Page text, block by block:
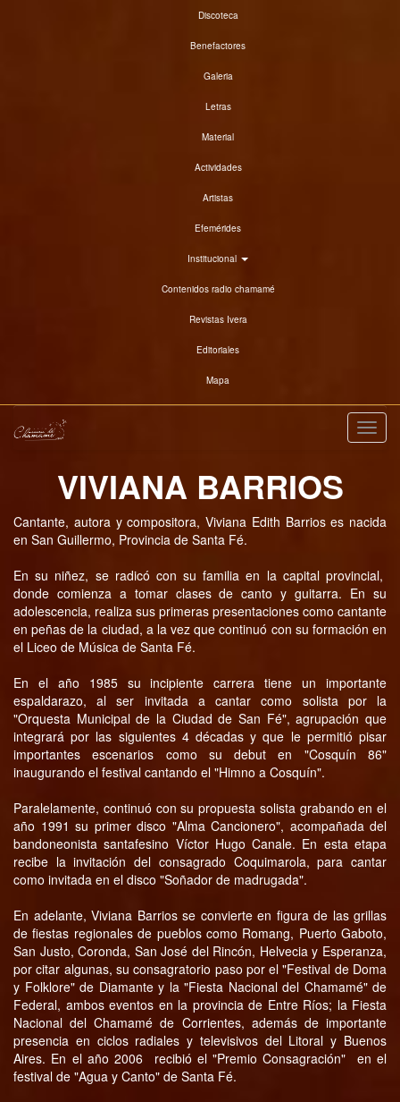
Discoteca
Benefactores
Galeria
Letras
Material
Actividades
Artistas
Efemérides
Institucional
Contenidos radio chamamé
Revistas Ivera
Editoriales
Mapa
VIVIANA BARRIOS
Cantante, autora y compositora, Viviana Edith Barrios es nacida
en San Guillermo, Provincia de Santa Fé.
En su niñez, se radicó con su familia en la capital provincial,
donde comienza a tomar clases de canto y guitarra. En su
adolescencia, realiza sus primeras presentaciones como cantante
en peñas de la ciudad, a la vez que continuó con su formación en
el Liceo de Música de Santa Fé.
En el año 1985 su incipiente carrera tiene un importante
espaldarazo, al ser invitada a cantar como solista por la
"Orquesta Municipal de la Ciudad de San Fé", agrupación que
integrará por las siguientes 4 décadas y que le permitió pisar
importantes escenarios como su debut en "Cosquín 86"
inaugurando el festival cantando el "Himno a Cosquín".
Paralelamente, continuó con su propuesta solista grabando en el
año 1991 su primer disco "Alma Cancionero", acompañada del
bandoneonista santafesino Víctor Hugo Canale. En esta etapa
recibe la invitación del consagrado Coquimarola, para cantar
como invitada en el disco "Soñador de madrugada".
En adelante, Viviana Barrios se convierte en figura de las grillas
de fiestas regionales de pueblos como Romang, Puerto Gaboto,
San Justo, Coronda, San José del Rincón, Helvecia y Esperanza,
por citar algunas, su consagratorio paso por el "Festival de Doma
y Folklore" de Diamante y la "Fiesta Nacional del Chamamé" de
Federal, ambos eventos en la provincia de Entre Ríos; la Fiesta
Nacional del Chamamé de Corrientes, además de importante
presencia en ciclos radiales y televisivos del Litoral y Buenos
Aires. En el año 2006
recibió el "Premio Consagración"
en el
festival de "Agua y Canto" de Santa Fé.